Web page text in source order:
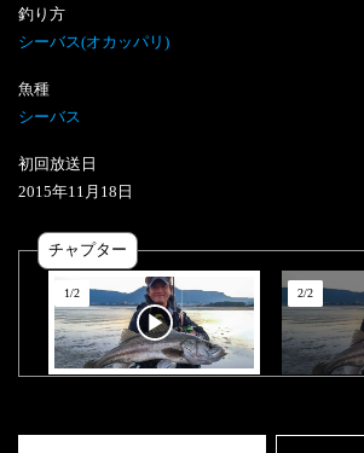
釣り方
シーバス(オカッパリ)
魚種
シーバス
初回放送日
2015年11 月 18 日
チャプター
1/2 2/2